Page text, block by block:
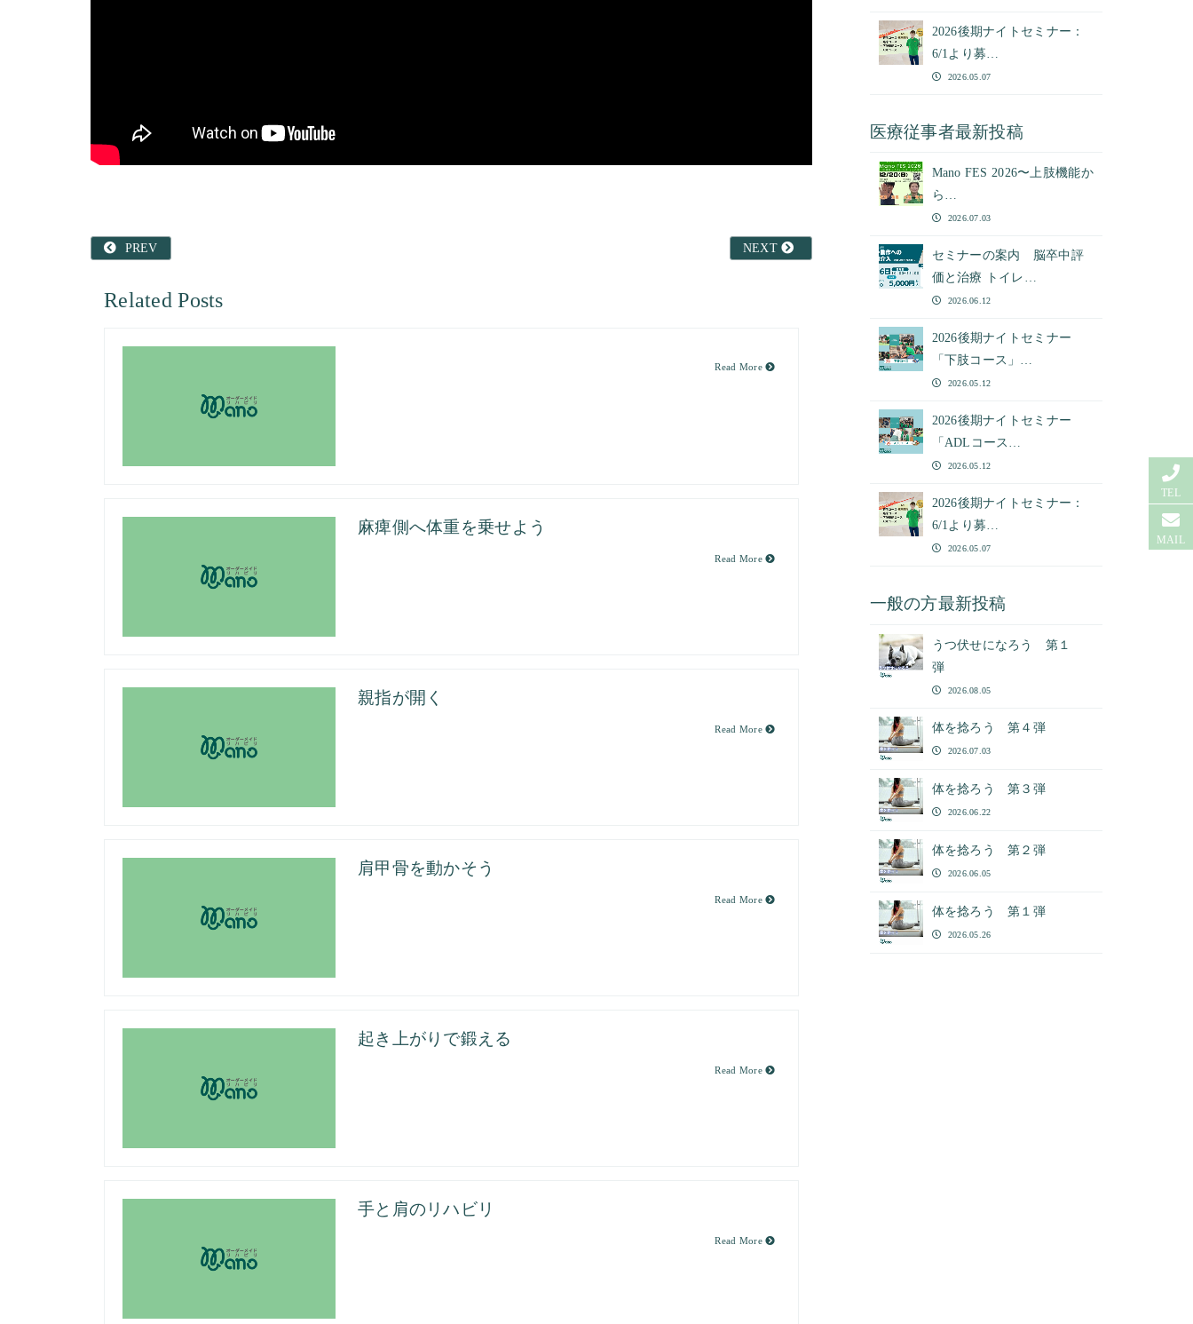
PREV NEXT
Related Posts
Read More
麻痺側へ体重を乗せよう
Read More
親指が開く
Read More
肩甲骨を動かそう
Read More
起き上がりで鍛える
Read More
手と肩のリハビリ
Read More
2026後期ナイトセミナー：
6/1より募…
2026.05.07
医療従事者最新投稿
Mano FES 2026〜上肢機能か
ら…
2026.07.03
セミナーの案内 脳卒中評
価と治療 トイレ…
2026.06.12
2026後期ナイトセミナー
「下肢コース」…
2026.05.12
2026後期ナイトセミナー
「ADLコース…
2026.05.12
2026後期ナイトセミナー：
6/1より募…
2026.05.07
一般の方最新投稿
うつ伏せになろう 第１
弾
2026.08.05
体を捻ろう 第４弾
2026.07.03
体を捻ろう 第３弾
2026.06.22
体を捻ろう 第２弾
2026.06.05
体を捻ろう 第１弾
2026.05.26
TEL
MAIL